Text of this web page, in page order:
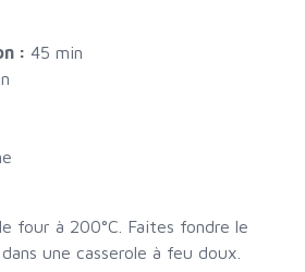
: 45 min
four à 200°C. Faites fondre le
une casserole à feu doux.